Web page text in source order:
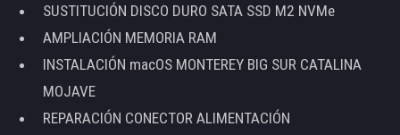
SUSTITUCIÓN DISCO DURO SATA SSD M2 NVMe
AMPLIACIÓN MEMORIA RAM
INSTALACIÓN macOS MONTEREY BIG SUR CATALINA
MOJAVE
REPARACIÓN CONECTOR ALIMENTACIÓN